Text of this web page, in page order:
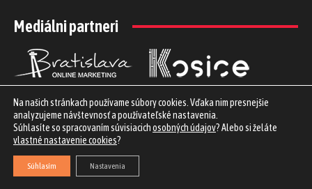
Mediálni partneri
Na našich stránkach používame súbory cookies. Vďaka nim presnejšie
analyzujeme návštevnosť a používateľské nastavenia.
Súhlasíte so spracovaním súvisiacichosobných údajov? Alebo si želáte
vlastné nastavenie cookies?
Súhlasím Nastavenia